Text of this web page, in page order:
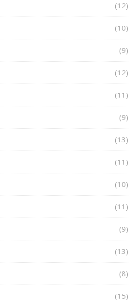
(12)
(10)
(9)
(12)
(11)
(9)
(13)
(11)
(10)
(11)
(9)
(13)
(8)
(15)